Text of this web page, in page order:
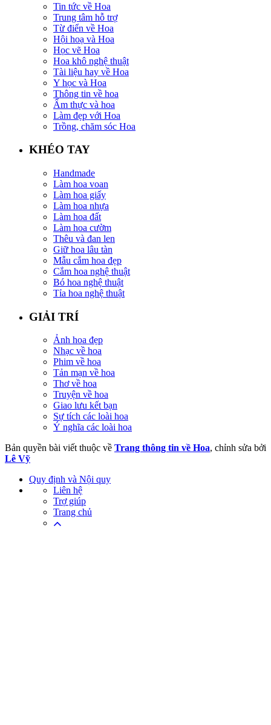
Tin tức về Hoa
Trung tâm hỗ trợ
Từ điển về Hoa
Hội hoạ và Hoa
Học vẽ Hoa
Hoa khô nghệ thuật
Tài liệu hay về Hoa
Y học và Hoa
Thông tin về hoa
Ẩm thực và hoa
Làm đẹp với Hoa
Trồng, chăm sóc Hoa
KHÉO TAY
Handmade
Làm hoa voan
Làm hoa giấy
Làm hoa nhựa
Làm hoa đất
Làm hoa cườm
Thêu và đan len
Giữ hoa lâu tàn
Mẫu cắm hoa đẹp
Cắm hoa nghệ thuật
Bó hoa nghệ thuật
Tỉa hoa nghệ thuật
GIẢI TRÍ
Ảnh hoa đẹp
Nhạc về hoa
Phim về hoa
Tản mạn về hoa
Thơ về hoa
Truyện về hoa
Giao lưu kết bạn
Sự tích các loài hoa
Ý nghĩa các loài hoa
Bản quyền bài viết thuộc về Trang thông tin về Hoa, chỉnh sửa bởi
Lê Vỹ
Quy định và Nội quy
Liên hệ
Trợ giúp
Trang chủ